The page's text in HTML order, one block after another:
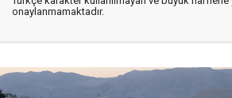
onaylanmamaktadır.